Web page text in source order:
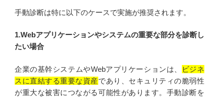
手動診断は特に以下のケースで実施が推奨されます。
1.Webアプリケーションやシステムの重要な部分を診断し
たい場合
企業の基幹システムやWebアプリケーションは、
ビジネ
スに直結する重要な資産であり、セキュリティの脆弱性
が重大な被害につながる可能性があります。手動診断を